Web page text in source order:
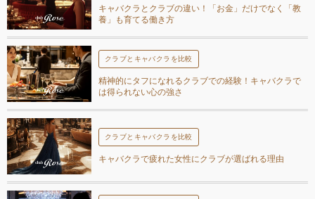
キャバクラとクラブの違い！「お金」だけでなく「教
養」も育てる働き方
クラブとキャバクラを比較
精神的にタフになれるクラブでの経験！キャバクラで
は得られない心の強さ
クラブとキャバクラを比較
キャバクラで疲れた女性にクラブが選ばれる理由